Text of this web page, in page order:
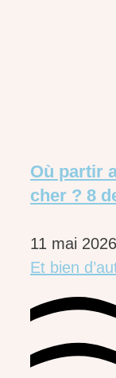
Où partir
cher ? 8
11 mai 2026
Et bien